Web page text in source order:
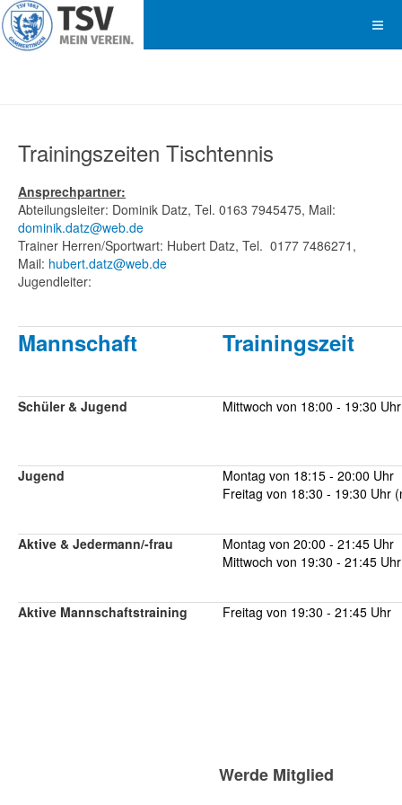
Trainingszeiten Tischtennis
Ansprechpartner:
Abteilungsleiter: Dominik Datz, Tel. 0163 7945475, Mail:
dominik.datz@web.de
Trainer Herren/Sportwart: Hubert Datz, Tel. 0177 7486271,
Mail: hubert.datz@web.de
Jugendleiter:
Mannschaft Trainingszeit
Schüler & Jugend Mittwoch von 18:00 - 19:30 Uhr
Jugend
Montag von 18:15 - 20:00 Uhr
Freitag von 18:30 - 19:30 Uhr
Aktive & Jedermann/-frau
Montag von 20:00 - 21:45 Uhr
Mittwoch von 19:30 - 21:45 Uhr
Aktive Mannschaftstraining Freitag von 19:30 - 21:45 Uhr
Werde Mitglied